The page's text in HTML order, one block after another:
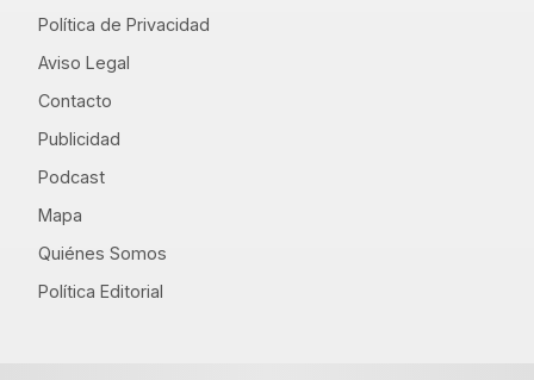
Política de Privacidad
Aviso Legal
Contacto
Publicidad
Podcast
Mapa
Quiénes Somos
Política Editorial